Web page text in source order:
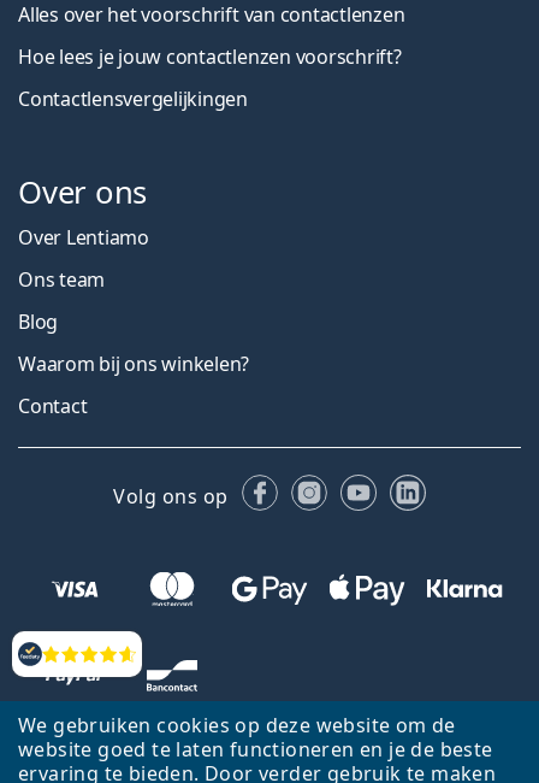
We gebruiken cookies op deze website om de
website goed te laten functioneren en je de beste
ervaring te bieden. Door verder gebruik te maken
Beoordelingen
Alles over het voorschrift van contactlenzen
Hoe lees je jouw contactlenzen voorschrift?
Contactlensvergelijkingen
Over ons
Over Lentiamo
Ons team
Blog
Waarom bij ons winkelen?
Contact
Volg ons op FacebookInstagram
YouTubeLinkedIn